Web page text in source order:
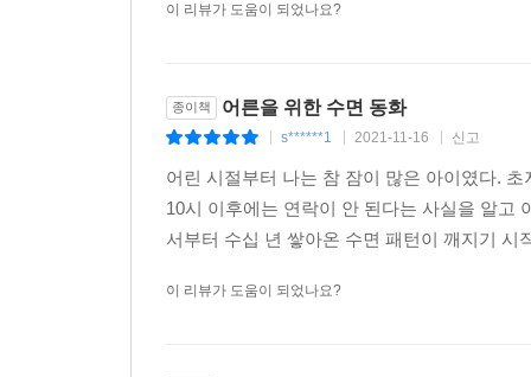
이 리뷰가 도움이 되었나요?
종이책 어른을 위한 수면 동화
s******1 2021-11-16 신고
어린 시절부터 나는 참 잠이 많은 아이였다.
10시 이후에는 연락이 안 된다는 사실을 알고
서부터 수십 년 쌓아온 수면 패턴이 깨지기
이 리뷰가 도움이 되었나요?